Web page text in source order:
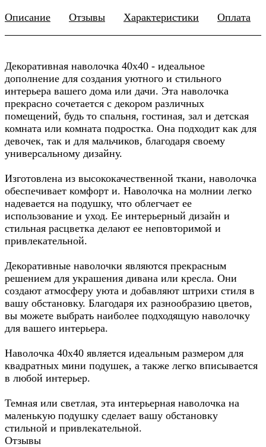
Описание Отзывы Характеристики Оплата
Декоративная наволочка 40х40 - идеальное
дополнение для создания уютного и стильного
интерьера вашего дома или дачи. Эта наволочка
прекрасно сочетается с декором различных
помещений, будь то спальня, гостиная, зал и детская
комната или комната подростка. Она подходит как для
девочек, так и для мальчиков, благодаря своему
универсальному дизайну.
Изготовлена из высококачественной ткани, наволочка
обеспечивает комфорт и. Наволочка на молнии легко
надевается на подушку, что облегчает ее
использование и уход. Ее интерьерный дизайн и
стильная расцветка делают ее неповторимой и
привлекательной.
Декоративные наволочки являются прекрасным
решением для украшения дивана или кресла. Они
создают атмосферу уюта и добавляют штрихи стиля в
вашу обстановку. Благодаря их разнообразию цветов,
вы можете выбрать наиболее подходящую наволочку
для вашего интерьера.
Наволочка 40х40 является идеальным размером для
квадратных мини подушек, а также легко вписывается
в любой интерьер.
Темная или светлая, эта интерьерная наволочка на
маленькую подушку сделает вашу обстановку
стильной и привлекательной.
Отзывы